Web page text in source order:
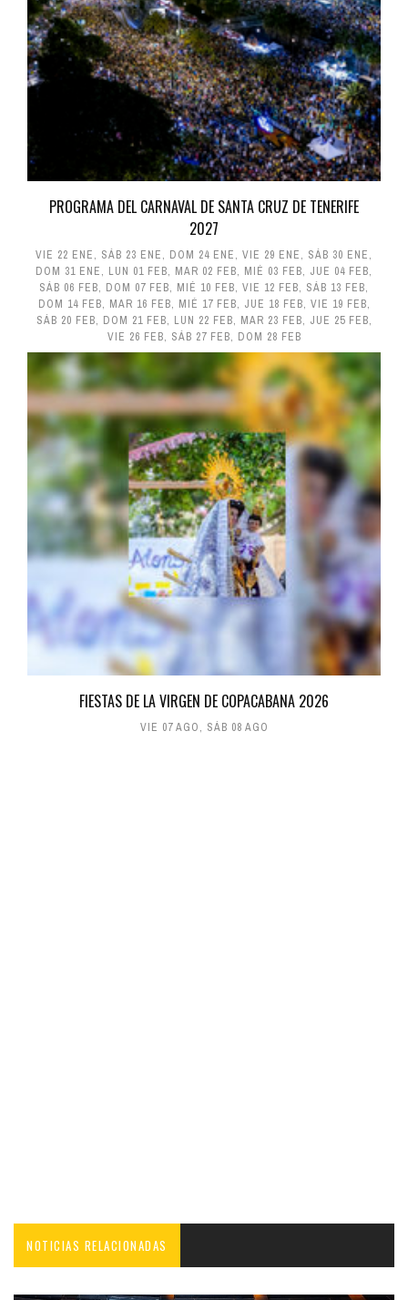
PROGRAMA DEL CARNAVAL DE SANTA CRUZ DE TENERIFE
2027
VIE 22 ENE, SÁB 23 ENE, DOM 24 ENE, VIE 29 ENE, SÁB 30 ENE,
DOM 31 ENE, LUN 01 FEB, MAR 02 FEB, MIÉ 03 FEB, JUE 04 FEB,
SÁB 06 FEB, DOM 07 FEB, MIÉ 10 FEB, VIE 12 FEB, SÁB 13 FEB,
DOM 14 FEB, MAR 16 FEB, MIÉ 17 FEB, JUE 18 FEB, VIE 19 FEB,
SÁB 20 FEB, DOM 21 FEB, LUN 22 FEB, MAR 23 FEB, JUE 25 FEB,
VIE 26 FEB, SÁB 27 FEB, DOM 28 FEB
FIESTAS DE LA VIRGEN DE COPACABANA 2026
VIE 07 AGO, SÁB 08 AGO
NOTICIAS RELACIONADAS